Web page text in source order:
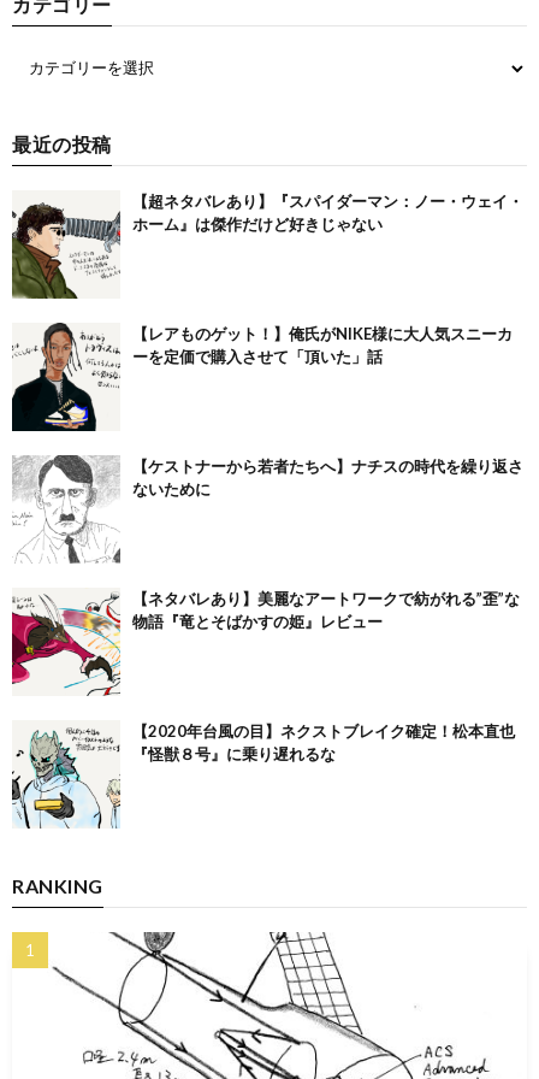
最近の投稿
【超ネタバレあり】『スパイダーマン：ノー・ウェイ・
ホーム』は傑作だけど好きじゃない
【レアものゲット！】俺氏がNIKE様に大人気スニーカ
ーを定価で購入させて「頂いた」話
【ケストナーから若者たちへ】ナチスの時代を繰り返さ
ないために
【ネタバレあり】美麗なアートワークで紡がれる”歪”な
物語『竜とそばかすの姫』レビュー
【2020年台風の目】ネクストブレイク確定！松本直也
『怪獣８号』に乗り遅れるな
RANKING